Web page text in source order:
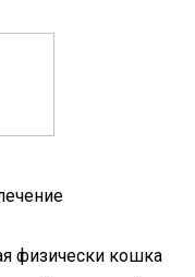
физически кошка